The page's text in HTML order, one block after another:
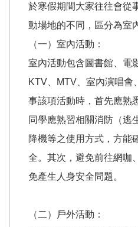
於寒假期間大家往往會從
動場地的不同，區分為室
（一）室內活動：
室內活動包含圖書館、電
KTV、MTV、室內演唱會
事該項活動時，首先應熟
同學應熟習相關消防（逃
降機等之使用方式，方能
全。其次，避免前往網咖
免產生人身安全問題。
（二）戶外活動：